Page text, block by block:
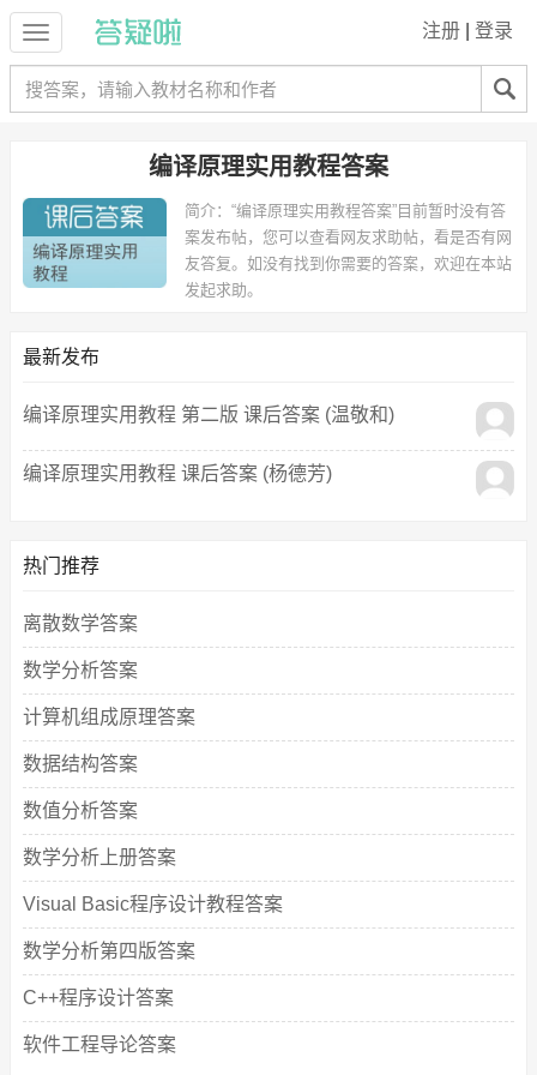
注册 登录
编译原理实用教程答案
简介： “编译原理实用教程答案”目前暂时没有答
案发布帖，您可以查看网友求助帖，看是否有网
友答复。如没有找到你需要的答案，欢迎在本站
发起求助。
最新发布
编译原理实用教程 第二版 课后答案 (温敬和)
编译原理实用教程 课后答案 (杨德芳)
热门推荐
离散数学答案
数学分析答案
计算机组成原理答案
数据结构答案
数值分析答案
数学分析上册答案
Visual Basic程序设计教程答案
数学分析第四版答案
C++程序设计答案
软件工程导论答案